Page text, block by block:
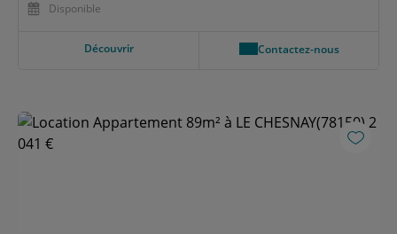
Disponible
Découvrir Contactez-nous